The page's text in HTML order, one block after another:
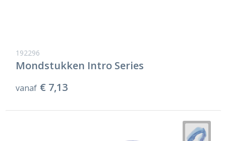
192296
Mondstukken Intro Series
vanaf € 7,13